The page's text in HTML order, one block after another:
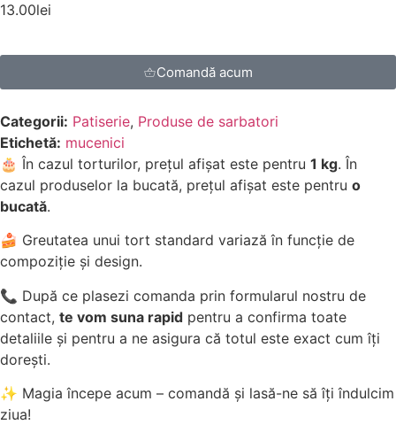
13.00lei
Comandă acum
Categorii: Patiserie, Produse de sarbatori
Etichetă: mucenici
🎂 În cazul torturilor, prețul afișat este pentru 1 kg. În
cazul produselor la bucată, prețul afișat este pentru o
bucată.
🍰 Greutatea unui tort standard variază în funcție de
compoziție și design.
📞 După ce plasezi comanda prin formularul nostru de
contact, te vom suna rapid pentru a confirma toate
detaliile și pentru a ne asigura că totul este exact cum îți
dorești.
✨ Magia începe acum – comandă și lasă-ne să îți îndulcim
ziua!